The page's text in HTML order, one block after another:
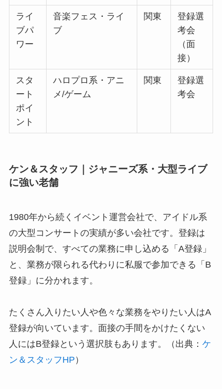
ライ
ブパ
ワー
音楽フェス・ライ
ブ
関東
登録選
考会
（面
接）
スタ
ート
ポイ
ント
ハロプロ系・アニ
メ/ゲーム
関東
登録選
考会
ケン＆スタッフ｜ジャニーズ系・大型ライブ
に強い老舗
1980年から続くイベント運営会社で、アイドル系
の大型コンサートの実績が多い会社です。登録は
説明会制で、すべての業務に申し込める「A登録」
と、業務が限られる代わりに私服で参加できる「B
登録」に分かれます。
たくさん入りたい人や色々な業務をやりたい人はA
登録が向いています。面接の手間をかけたくない
人にはB登録という選択肢もあります。（出典： ケ
ン＆スタッフHP ）